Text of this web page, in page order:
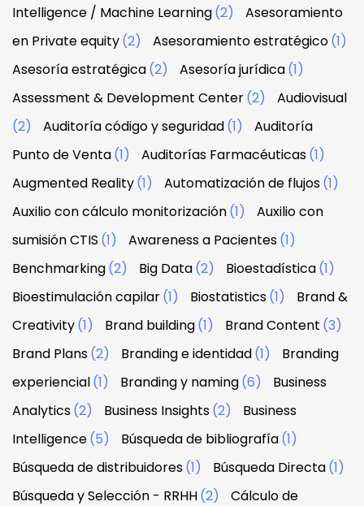
Intelligence / Machine Learning(2)
Asesoramiento
en Private equity(2) Asesoramiento estratégico(1)
Asesoría estratégica(2) Asesoría jurídica(1)
Assessment & Development Center(2)
Audiovisual
(2)
Auditoría código y seguridad(1)
Auditoría
Punto de Venta(1) Auditorías Farmacéuticas(1)
Augmented Reality(1) Automatización de flujos(1)
Auxilio con cálculo monitorización(1)
Auxilio con
sumisión CTIS (1) Awareness a Pacientes(1)
Benchmarking(2) Big Data(2) Bioestadística(1)
Bioestimulación capilar(1) Biostatistics(1)
Brand &
Creativity(1) Brand building(1) Brand Content (3)
Brand Plans(2) Branding e identidad(1)
Branding
experiencial(1) Branding y naming(6)
Business
Analytics(2) Business Insights(2)
Business
Intelligence(5) Búsqueda de bibliografía(1)
Búsqueda de distribuidores(1) Búsqueda Directa(1)
Búsqueda y Selección - RRHH(2)
Cálculo de